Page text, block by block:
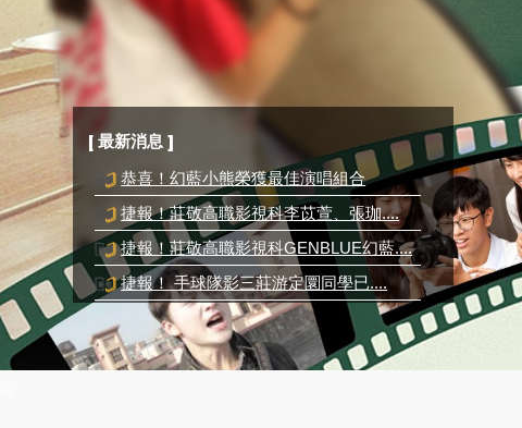
[ 最新消息 ]
恭喜！幻藍小熊榮獲最佳演唱組合
捷報！莊敬高職影視科李苡萱、張珈....
捷報！莊敬高職影視科GENBLUE幻藍....
捷報！ 手球隊影三莊游定圜同學已....
緊急公告!!依照新北市政府公告停班....